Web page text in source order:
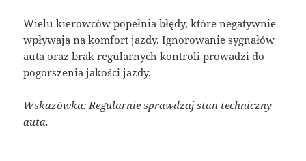
Wielu kierowców popełnia błędy, które negatywnie
wpływają na komfort jazdy. Ignorowanie sygnałów
auta oraz brak regularnych kontroli prowadzi do
pogorszenia jakości jazdy.
Wskazówka: Regularnie sprawdzaj stan techniczny
auta.